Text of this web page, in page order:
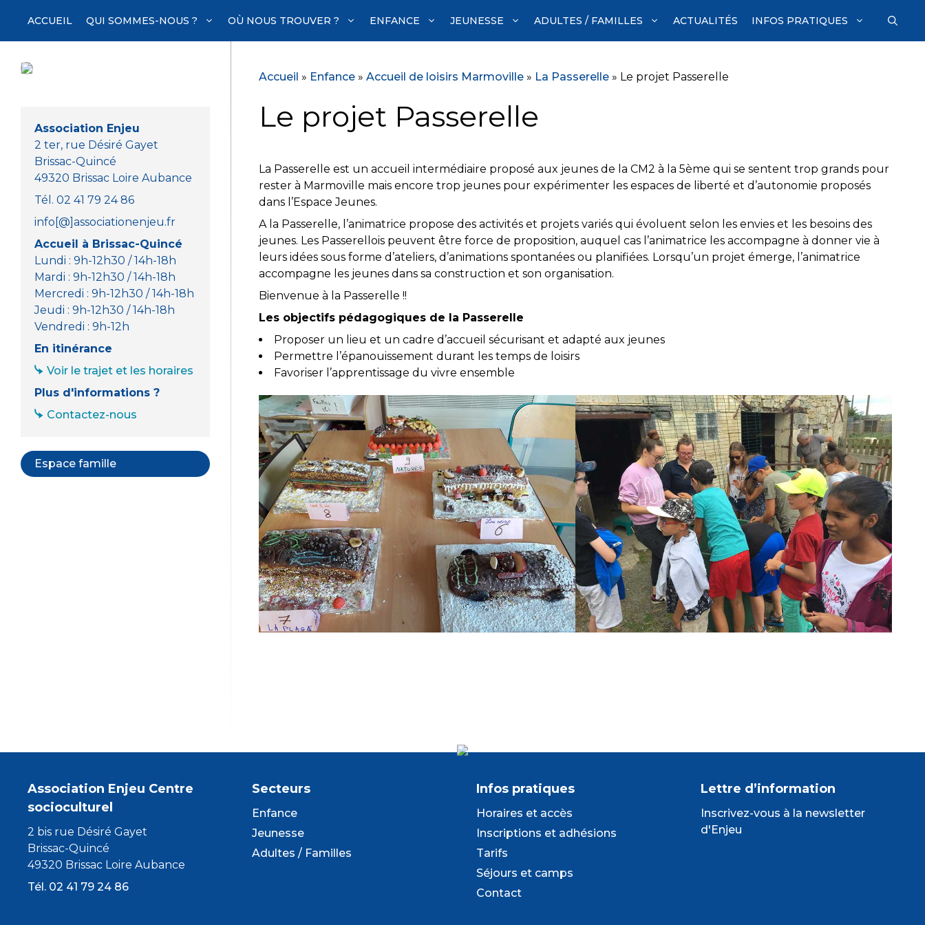
contenu
ACCUEIL QUI SOMMES-NOUS ? OÙ NOUS TROUVER ? ENFANCE JEUNESSE ADULTES / FAMILLES ACTUALITÉS INFOS PRATIQUES
Accueil » Enfance » Accueil de loisirs Marmoville » La Passerelle » Le projet Passerelle
Le projet Passerelle
La Passerelle est un accueil intermédiaire proposé aux jeunes de la CM2 à la 5ème qui se sentent trop grands pour
rester à Marmoville mais encore trop jeunes pour expérimenter les espaces de liberté et d’autonomie proposés
dans l’Espace Jeunes.
A la Passerelle, l’animatrice propose des activités et projets variés qui évoluent selon les envies et les besoins des
jeunes. Les Passerellois peuvent être force de proposition, auquel cas l’animatrice les accompagne à donner vie à
leurs idées sous forme d’ateliers, d’animations spontanées ou planifiées. Lorsqu’un projet émerge, l’animatrice
accompagne les jeunes dans sa construction et son organisation.
Bienvenue à la Passerelle !!
Les objectifs pédagogiques de la Passerelle
Proposer un lieu et un cadre d’accueil sécurisant et adapté aux jeunes
Permettre l’épanouissement durant les temps de loisirs
Favoriser l’apprentissage du vivre ensemble
Association Enjeu
2 ter, rue Désiré Gayet
Brissac-Quincé
49320 Brissac Loire Aubance
Tél. 02 41 79 24 86
info[@]associationenjeu.fr
Accueil à Brissac-Quincé
Lundi : 9h-12h30 / 14h-18h
Mardi : 9h-12h30 / 14h-18h
Mercredi : 9h-12h30 / 14h-18h
Jeudi : 9h-12h30 / 14h-18h
Vendredi : 9h-12h
En itinérance
Voir le trajet et les horaires
Plus d'informations ?
Contactez-nous
Espace famille
Association Enjeu Centre
socioculturel
2 bis rue Désiré Gayet
Brissac-Quincé
49320 Brissac Loire Aubance
Tél. 02 41 79 24 86
Secteurs
Enfance
Jeunesse
Adultes / Familles
Infos pratiques
Horaires et accès
Inscriptions et adhésions
Tarifs
Séjours et camps
Contact
Lettre d’information
Inscrivez-vous à la newsletter
d'Enjeu